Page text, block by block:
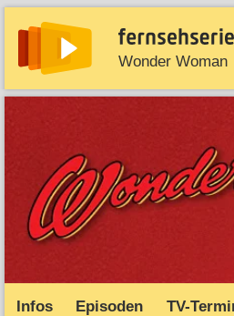
Wonder Woman
News Entdecken
Infos Episoden TV-